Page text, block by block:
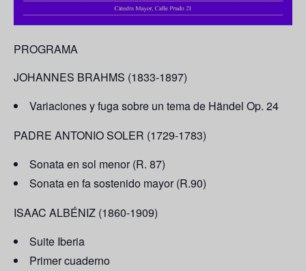
PROGRAMA
JOHANNES BRAHMS (1833-1897)
Variaciones y fuga sobre un tema de Händel Op. 24
PADRE ANTONIO SOLER (1729-1783)
Sonata en sol menor (R. 87)
Sonata en fa sostenido mayor (R.90)
ISAAC ALBÉNIZ (1860-1909)
Suite Iberia
Primer cuaderno